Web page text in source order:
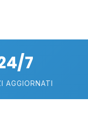
7
AGGIORNATI